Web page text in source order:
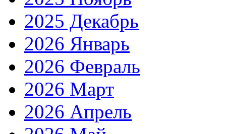
2025 Декабрь
2026 Январь
2026 Февраль
2026 Март
2026 Апрель